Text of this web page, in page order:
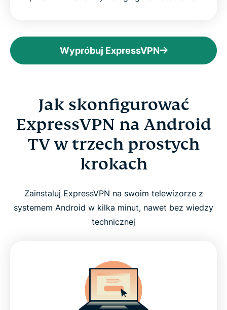
Wypróbuj ExpressVPN
Jak skonfigurować
ExpressVPN na Android
TV w trzech prostych
krokach
Zainstaluj ExpressVPN na swoim telewizorze z
systemem Android w kilka minut, nawet bez wiedzy
technicznej